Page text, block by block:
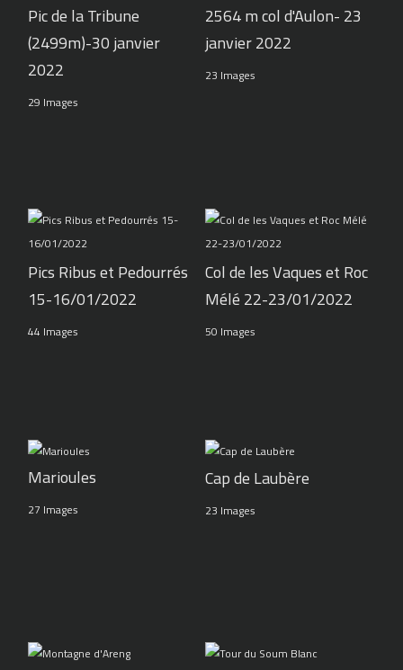
Pic de la Tribune
(2499m)-30 janvier
2022
29 Images
2564 m col d'Aulon- 23
janvier 2022
23 Images
Pics Ribus et Pedourrés
15-16/01/2022
44 Images
Col de les Vaques et Roc
Mélé 22-23/01/2022
50 Images
Marioules
27 Images
Cap de Laubère
23 Images